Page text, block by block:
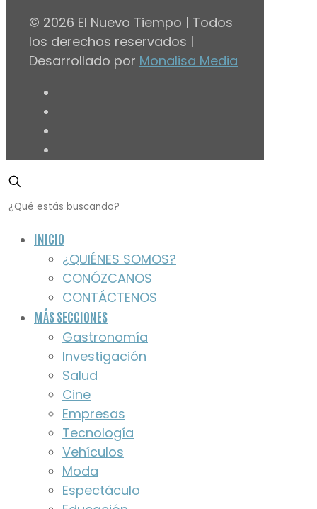
© 2026 El Nuevo Tiempo | Todos
los derechos reservados |
Desarrollado por Monalisa Media
INICIO
¿QUIÉNES SOMOS?
CONÓZCANOS
CONTÁCTENOS
MÁS SECCIONES
Gastronomía
Investigación
Salud
Cine
Empresas
Tecnología
Vehículos
Moda
Espectáculo